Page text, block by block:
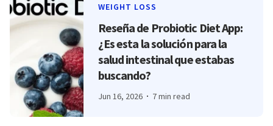
WEIGHT LOSS
Reseña de Probiotic Diet App:
¿Es esta la solución para la
salud intestinal que estabas
buscando?
Jun 16, 2026 7 min read